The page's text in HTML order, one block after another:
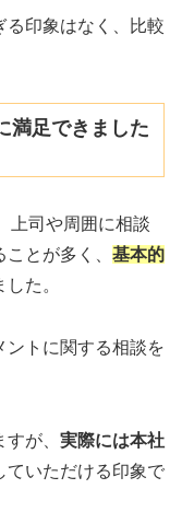
る印象はなく、比較
満足できました
上司や周囲に相談
とが多く、 基本的
た。
ントに関する相談を
が、 実際には本社
ていただける印象で